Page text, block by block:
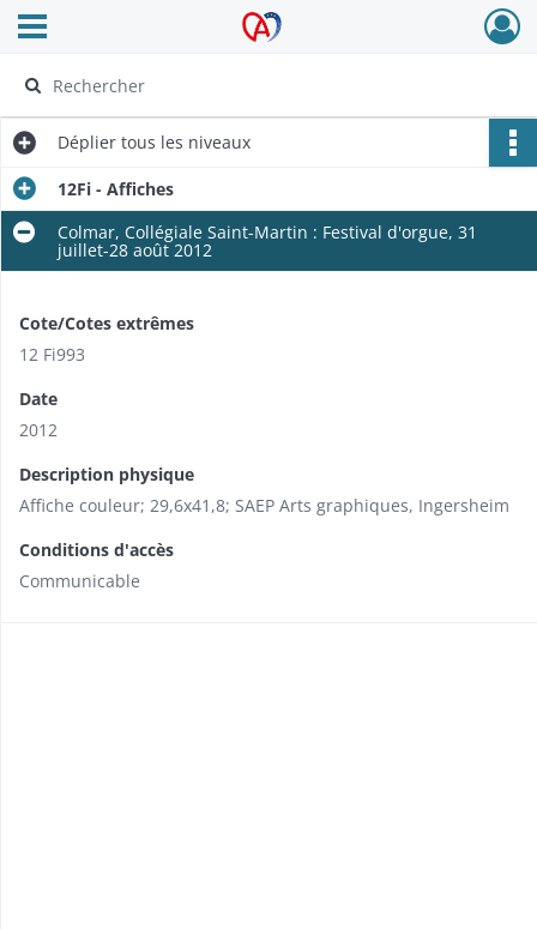
Archives Alsace - Colmar
Ouvrir le menu déroulant
Déplier tous les niveaux
12Fi - Affiches
Colmar, Collégiale Saint-Martin : Festival d'orgue, 31
juillet-28 août 2012
Cote/Cotes extrêmes
12 Fi993
Date
2012
Description physique
Affiche couleur; 29,6x41,8; SAEP Arts graphiques, Ingersheim
Conditions d'accès
Communicable